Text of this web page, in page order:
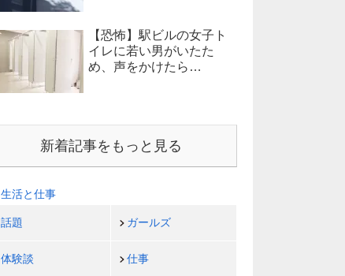
【恐怖】駅ビルの女子ト
イレに若い男がいたた
め、声をかけたら…
新着記事をもっと見る
生活と仕事
話題 ガールズ
体験談 仕事